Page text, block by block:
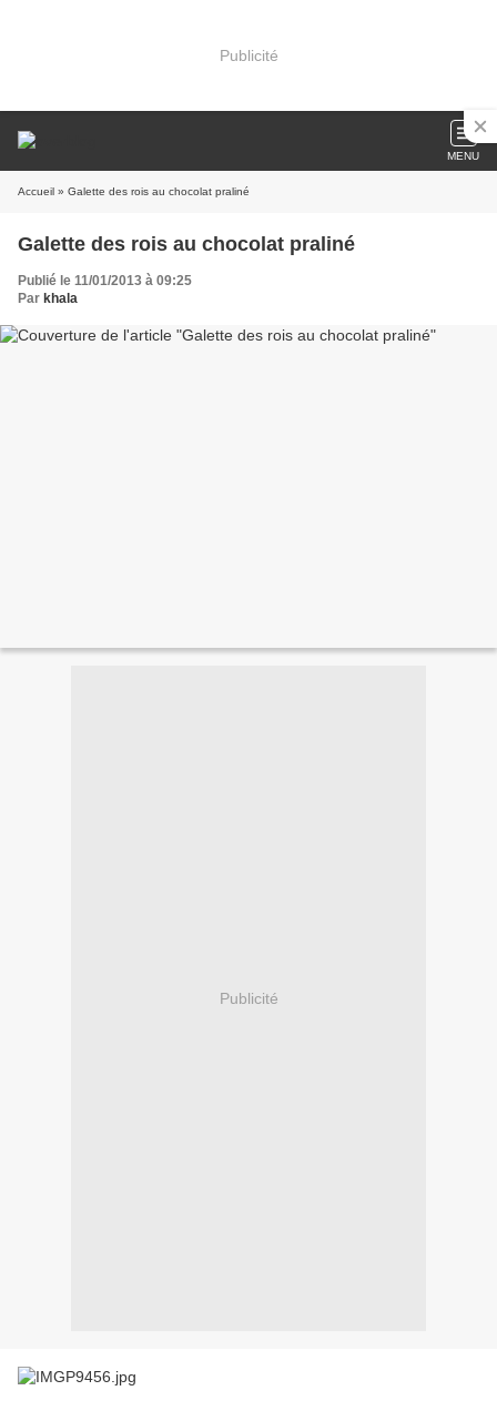
Publicité
MENU
Accueil » Galette des rois au chocolat praliné
Galette des rois au chocolat praliné
Publié le 11/01/2013 à 09:25
Par khala
Publicité